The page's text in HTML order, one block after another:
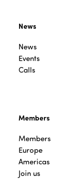
News
News
Events
Calls
Members
Members
Europe
Americas
Join us